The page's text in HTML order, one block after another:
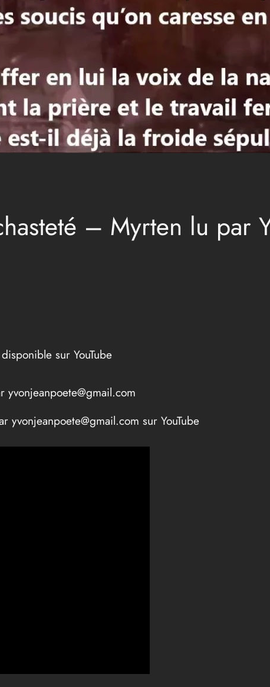
– Myrten lu par
sur YouTube
yvonjeanpoete@gmail.com
sur YouTube